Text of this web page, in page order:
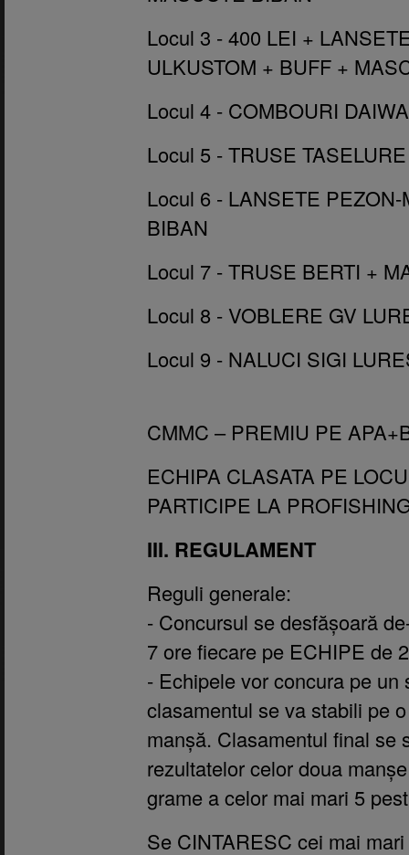
Locul 3 - 400 LEI +
ULKUSTOM + BUFF +
Locul 4 - COMBOURI
Locul 5 - TRUSE
Locul 6 - LANSETE
BIBAN
Locul 7 - TRUSE BERTI +
Locul 8 - VOBLERE GV
Locul 9 - NALUCI SIGI
CMMC – PREMIU PE
ECHIPA CLASATA PE
PARTICIPE LA
III. REGULAMENT
Reguli generale:
- Concursul se desfășoară
7 ore fiecare pe ECHIPE de
- Echipele vor concura pe un
clasamentul se va stabili pe
manșă. Clasamentul final se
rezultatelor celor doua
grame a celor mai mari 5
Se CINTARESC cei mai